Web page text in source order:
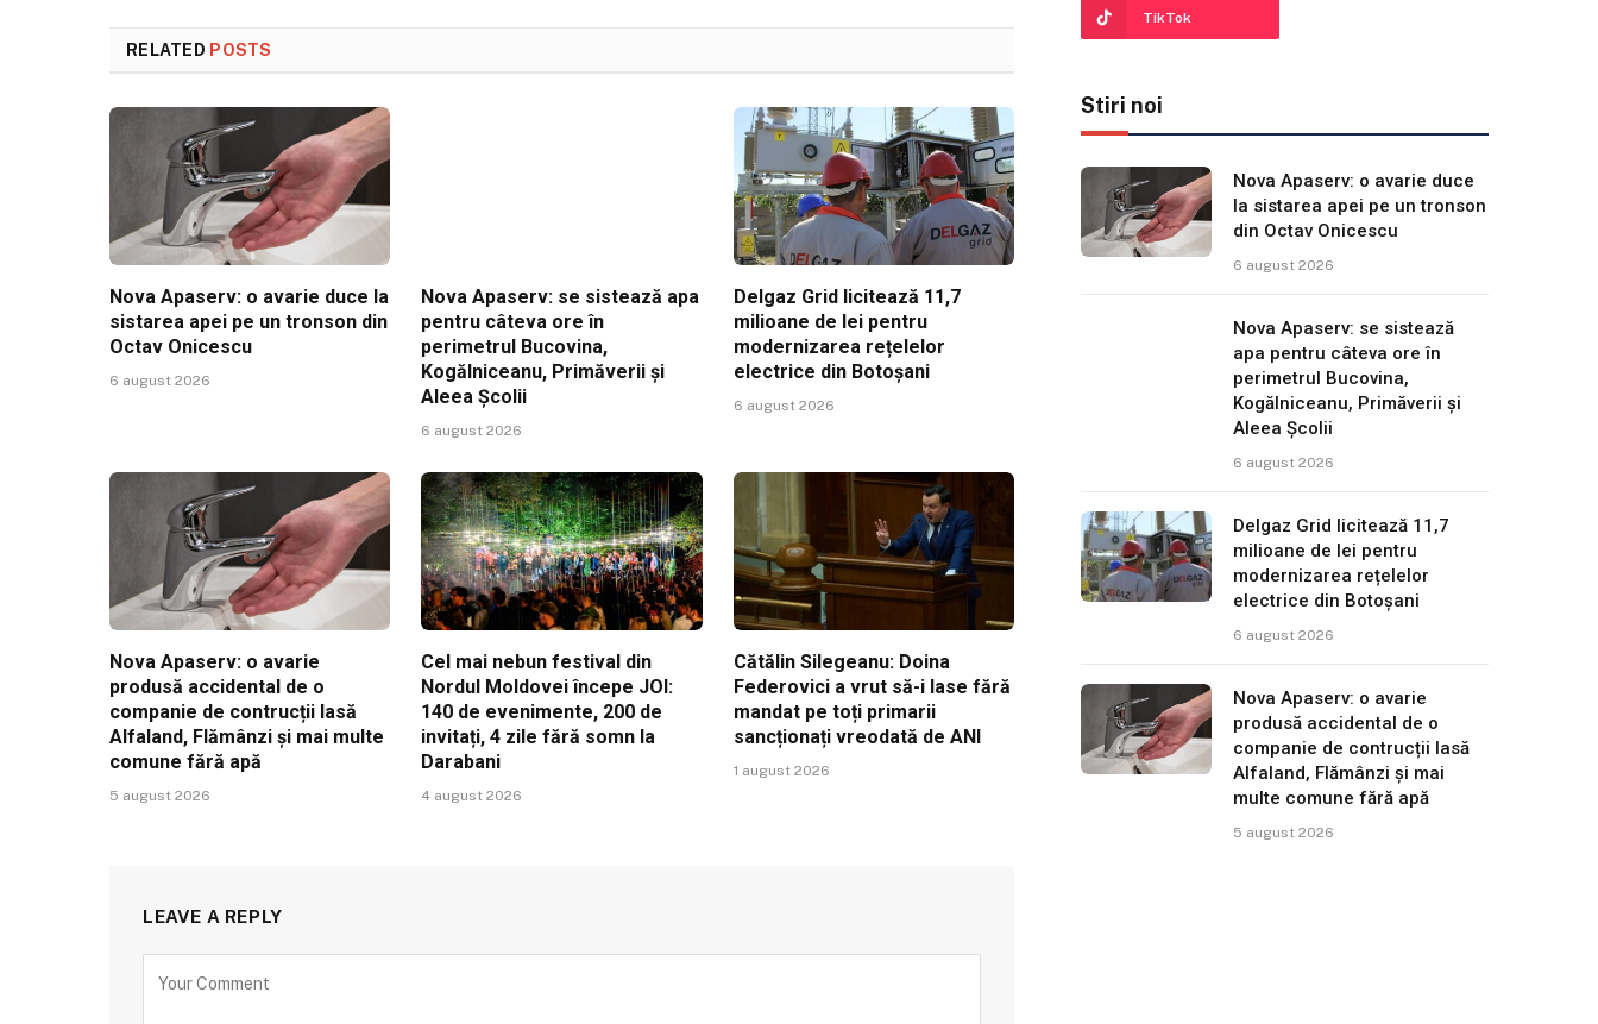
RELATED POSTS
Nova Apaserv: o avarie duce la
sistarea apei pe un tronson din
Octav Onicescu
6 august 2026
Nova Apaserv: se sistează apa
pentru câteva ore în
perimetrul Bucovina,
Kogălniceanu, Primăverii și
Aleea Școlii
6 august 2026
Delgaz Grid licitează 11,7
milioane de lei pentru
modernizarea rețelelor
electrice din Botoșani
6 august 2026
Nova Apaserv: o avarie
produsă accidental de o
companie de contrucții lasă
Alfaland, Flămânzi și mai multe
comune fără apă
5 august 2026
Cel mai nebun festival din
Nordul Moldovei începe JOI:
140 de evenimente, 200 de
invitați, 4 zile fără somn la
Darabani
4 august 2026
Cătălin Silegeanu: Doina
Federovici a vrut să-i lase fără
mandat pe toți primarii
sancționați vreodată de ANI
1 august 2026
LEAVE A REPLY
TikTok
Stiri noi
Nova Apaserv: o avarie duce
la sistarea apei pe un tronson
din Octav Onicescu
6 august 2026
Nova Apaserv: se sistează
apa pentru câteva ore în
perimetrul Bucovina,
Kogălniceanu, Primăverii și
Aleea Școlii
6 august 2026
Delgaz Grid licitează 11,7
milioane de lei pentru
modernizarea rețelelor
electrice din Botoșani
6 august 2026
Nova Apaserv: o avarie
produsă accidental de o
companie de contrucții lasă
Alfaland, Flămânzi și mai
multe comune fără apă
5 august 2026